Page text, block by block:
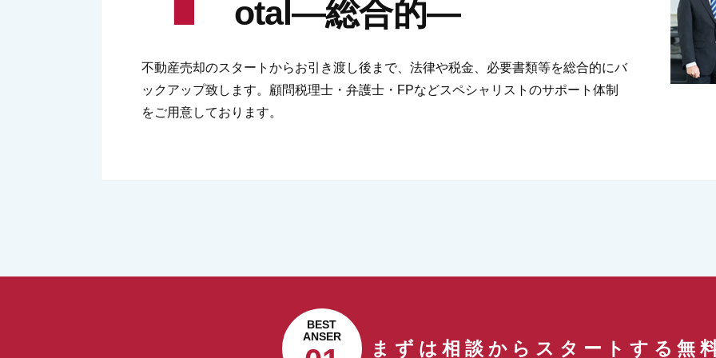
otal―総合的―
不動産売却のスタートからお引き渡し後まで、法律や税金、必要書類等を総合的にバ
ックアップ致します。顧問税理士・弁護士・FPなどスペシャリストのサポート体制
をご用意しております。
BEST
ANSER
まずは相談からスタートする無